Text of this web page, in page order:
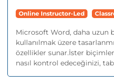
Online Instructor-Led
Microsoft Word, daha uzun
kullanılmak üzere
özellikler sunar.İster
nasıl kontrol edeceğinizi,